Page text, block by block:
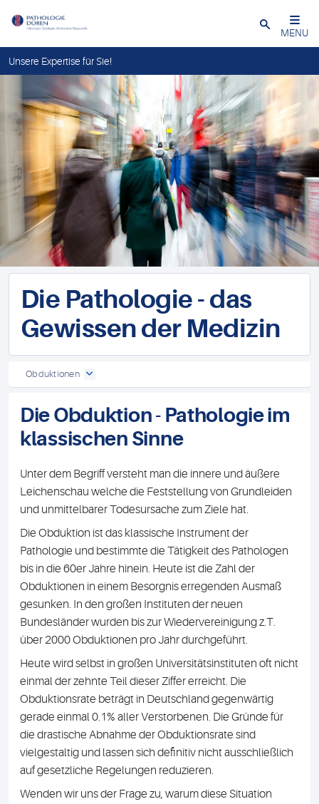
Close
MENU
Unsere Expertise für Sie!
Die Pathologie - das
Gewissen der Medizin
Obduktionen
Die Obduktion - Pathologie im
klassischen Sinne
Unter dem Begriff versteht man die innere und äußere
Leichenschau welche die Feststellung von Grundleiden
und unmittelbarer Todesursache zum Ziele hat.
Die Obduktion ist das klassische Instrument der
Pathologie und bestimmte die Tätigkeit des Pathologen
bis in die 60er Jahre hinein. Heute ist die Zahl der
Obduktionen in einem Besorgnis erregenden Ausmaß
gesunken. In den großen Instituten der neuen
Bundesländer wurden bis zur Wiedervereinigung z.T.
über 2000 Obduktionen pro Jahr durchgeführt.
Heute wird selbst in großen Universitätsinstituten oft nicht
einmal der zehnte Teil dieser Ziffer erreicht. Die
Obduktionsrate beträgt in Deutschland gegenwärtig
gerade einmal 0.1% aller Verstorbenen. Die Gründe für
die drastische Abnahme der Obduktionsrate sind
vielgestaltig und lassen sich definitiv nicht ausschließlich
auf gesetzliche Regelungen reduzieren.
Wenden wir uns der Frage zu, warum diese Situation